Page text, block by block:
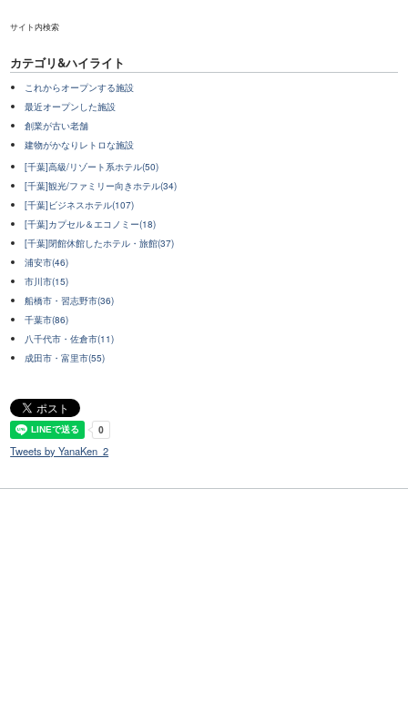
サイト内検索
カテゴリ&ハイライト
これからオープンする施設
最近オープンした施設
創業が古い老舗
建物がかなりレトロな施設
[千葉]高級/リゾート系ホテル(50)
[千葉]観光/ファミリー向きホテル(34)
[千葉]ビジネスホテル(107)
[千葉]カプセル＆エコノミー(18)
[千葉]閉館休館したホテル・旅館(37)
浦安市(46)
市川市(15)
船橋市・習志野市(36)
千葉市(86)
八千代市・佐倉市(11)
成田市・富里市(55)
Tweets by YanaKen_2